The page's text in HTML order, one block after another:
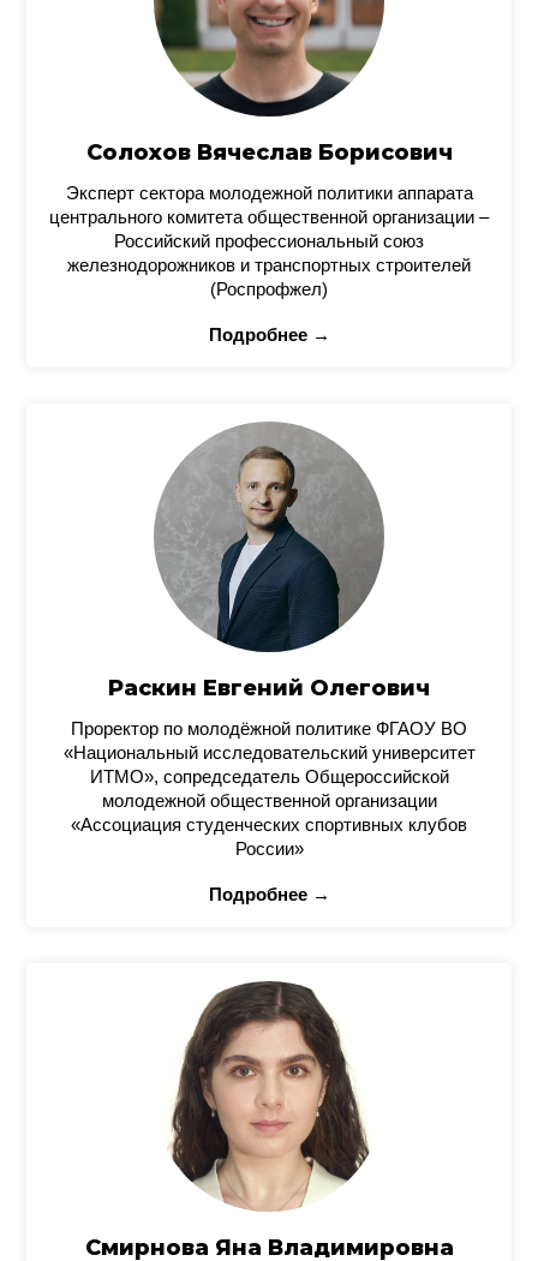
Солохов Вячеслав Борисович
Эксперт сектора молодежной политики аппарата
центрального комитета общественной организации –
Российский профессиональный союз
железнодорожников и транспортных строителей
(Роспрофжел)
Подробнее →
Раскин Евгений Олегович
Проректор по молодёжной политике ФГАОУ ВО
«Национальный исследовательский университет
ИТМО», сопредседатель Общероссийской
молодежной общественной организации
«Ассоциация студенческих спортивных клубов
России»
Подробнее →
Смирнова Яна Владимировна